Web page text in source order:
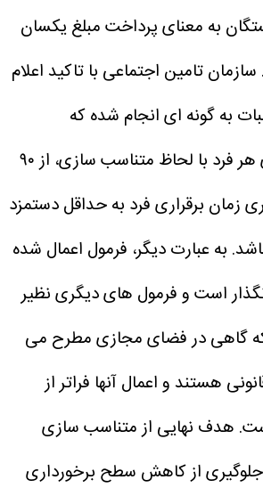
به معنای پرداخت مبلغ یکسان
تامین اجتماعی با تاکید اعلام
به گونه ای انجام شده که
مستمری سال جاری هر فرد با لحاظ متناسب سازی، از ۹۰
برقراری فرد به حداقل دستمزد
به عبارت دیگر، فرمول اعمال شده
است و فرمول های دیگری نظیر
گاهی در فضای مجازی مطرح می
هستند و اعمال آنها فراتر از
هدف نهایی از متناسب سازی
از کاهش سطح برخورداری